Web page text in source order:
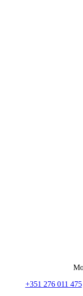
+351 276 011 475